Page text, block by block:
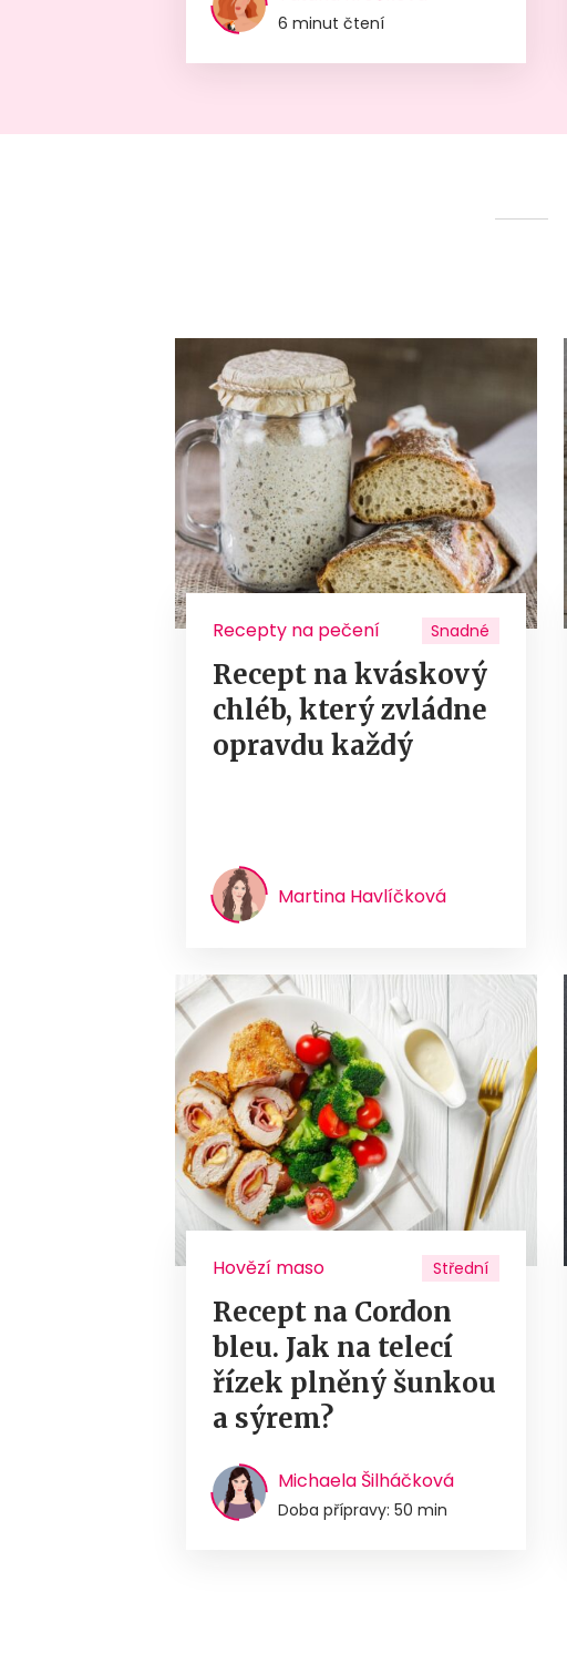
6 minut čtení
Recepty na pečení Snadné
Recept na kváskový
chléb, který zvládne
opravdu každý
Martina Havlíčková
Hovězí maso Střední
Recept na Cordon
bleu. Jak na telecí
řízek plněný šunkou
a sýrem?
Michaela Šilháčková
Doba přípravy: 50 min